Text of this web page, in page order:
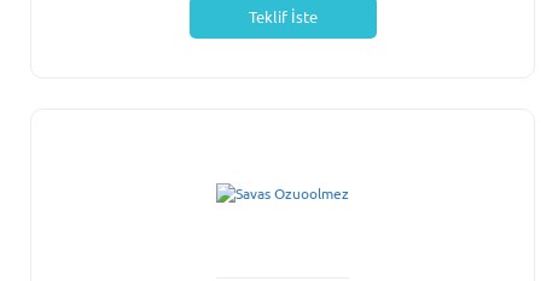
Teklif İste